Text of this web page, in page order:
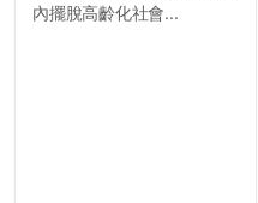
內擺脫高齡化社會...